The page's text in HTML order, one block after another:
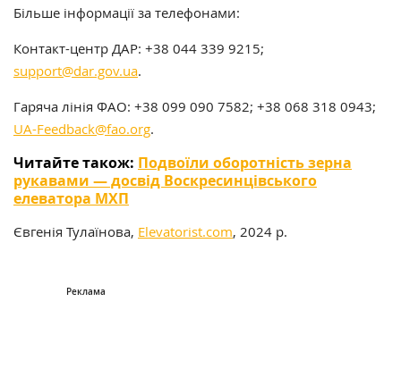
Більше інформації за телефонами:
Контакт-центр ДАР: +38 044 339 9215;
support@dar.gov.ua.
Гаряча лінія ФАО: +38 099 090 7582; +38 068 318 0943;
UA-Feedback@fao.org.
Читайте також: Подвоїли оборотність зерна
рукавами — досвід Воскресинцівського
елеватора МХП
Євгенія Тулаїнова, Elevatorist.com, 2024 р.